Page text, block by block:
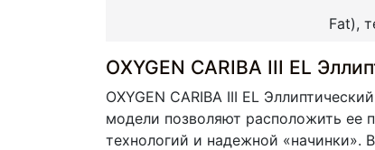
Fat),
OXYGEN CARIBA III EL
OXYGEN CARIBA III EL
модели позволяют расположить ее
технологий и надежной «начинки».